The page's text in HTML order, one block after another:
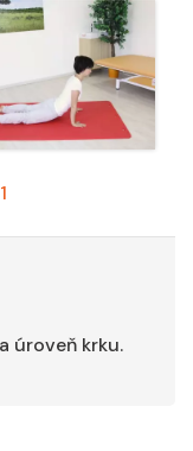
úroveň krku.